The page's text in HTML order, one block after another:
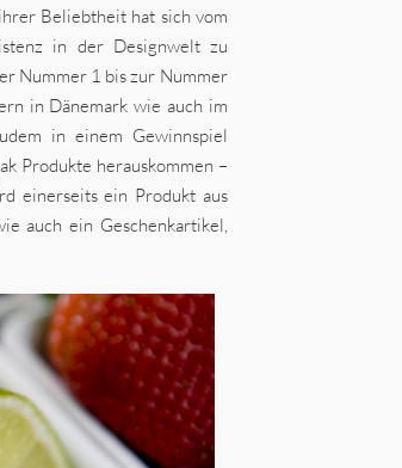
Beliebtheit hat sich vom
in der Designwelt zu
Nummer 1 bis zur Nummer
in Dänemark wie auch im
in einem Gewinnspiel
Produkte herauskommen –
einerseits ein Produkt aus
auch ein Geschenkartikel,